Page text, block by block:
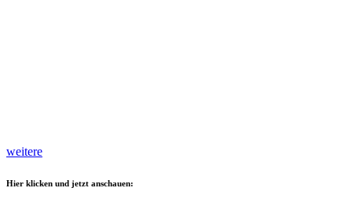
weitere
Hier klicken und jetzt anschauen: